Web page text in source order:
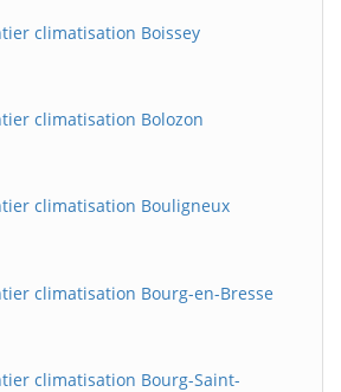
climatisation Boissey
climatisation Bolozon
climatisation Bouligneux
climatisation Bourg-en-Bresse
climatisation Bourg-Saint-